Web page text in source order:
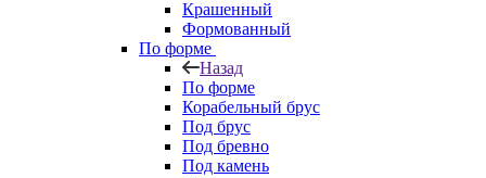
Крашенный
Формованный
По форме
Назад
По форме
Корабельный брус
Под брус
Под бревно
Под камень